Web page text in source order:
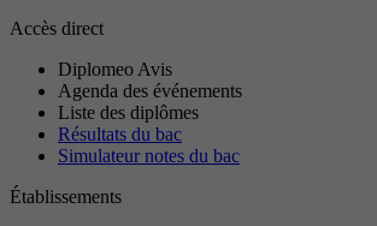
Accès direct
Diplomeo Avis
Agenda des événements
Liste des diplômes
Résultats du bac
Simulateur notes du bac
Établissements